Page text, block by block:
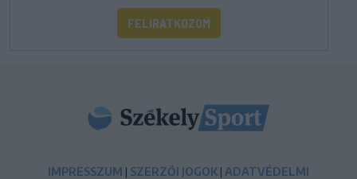
FELIRATKOZOM
IMPRESSZUM | SZERZŐI JOGOK | ADATVÉDELMI